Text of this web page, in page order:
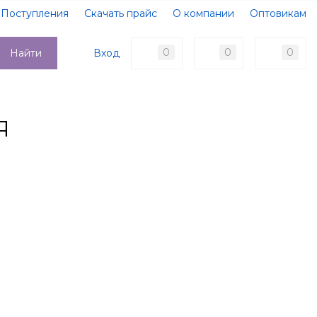
Поступления Скачать прайс О компании
Оптовикам
Доставка
Контакты
Вход 0 0 0
Найти